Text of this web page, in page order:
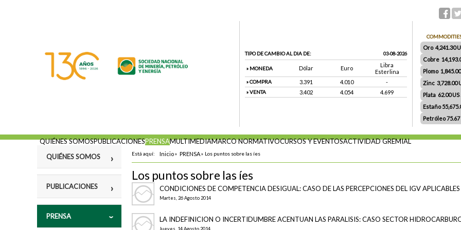
TIPO DE CAMBIO AL DIA DE: 03-08-2026
» MONEDA Dólar Euro
Libra
Esterlina
» COMPRA 3.391 4.010 -
» VENTA 3.402 4.054 4.699
Oro 4,241.30
Cobre
Plomo
Zinc 3,728.00
Plata 62.00 US
Estaño
Petróleo
QUIÉNES SOMOSPUBLICACIONESPRENSAMULTIMEDIAMARCO NORMATIVOCURSOS Y EVENTOSACTIVIDAD GREMIAL
QUIÉNES SOMOS
Fines
Estatutos
PUBLICACIONES
vulneración a los
Derechos
PRENSA
Está aquí: Inicio» PRENSA» Los puntos sobre las íes
Los puntos sobre las íes
CONDICIONES DE COMPETENCIA DESIGUAL: CASO DE LAS PERCEPCIONES DEL IGV
Martes, 26 Agosto 2014
LA INDEFINICION O INCERTIDUMBRE ACENTUAN LAS PARALISIS: CASO SECTOR
Jueves, 14 Agosto 2014